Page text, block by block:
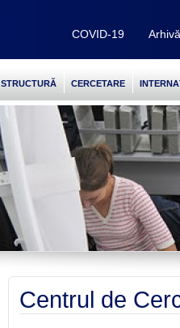
COVID-19
STRUCTURĂ CERCETARE
Centrul de